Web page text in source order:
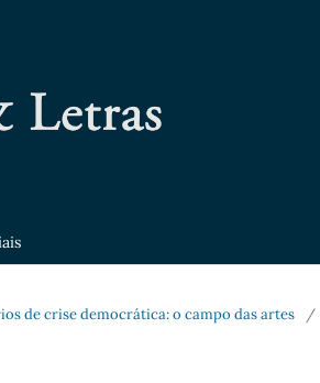
de crise democrática: o campo das artes
/